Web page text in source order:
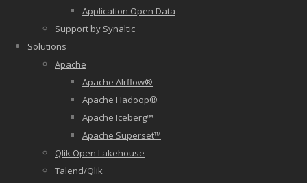
Application Open Data
Support by Synaltic
Solutions
Apache
Apache AIrflow®
Apache Hadoop®
Apache Iceberg™
Apache Superset™
Qlik Open Lakehouse
Talend/Qlik